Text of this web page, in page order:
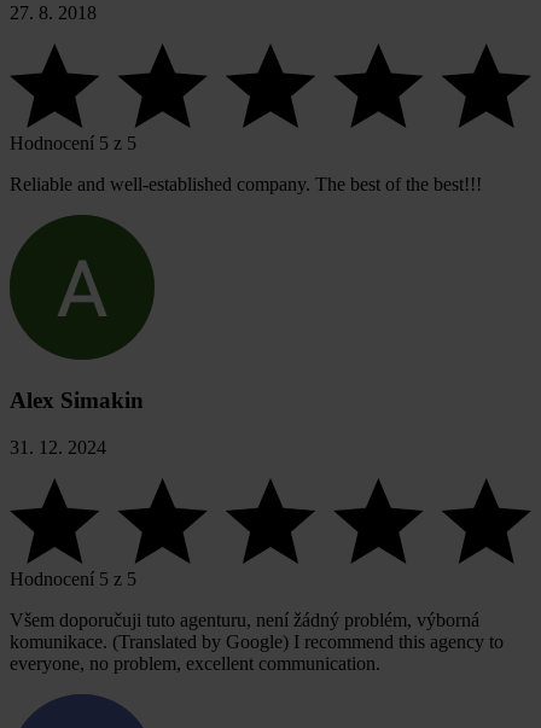
27. 8. 2018
Hodnocení 5 z 5
Reliable and well-established company. The best of the best!!!
Alex Simakin
31. 12. 2024
Hodnocení 5 z 5
Všem doporučuji tuto agenturu, není žádný problém, výborná
komunikace. (Translated by Google) I recommend this agency to
everyone, no problem, excellent communication.